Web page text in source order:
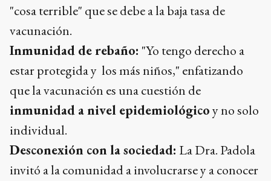
"cosa terrible" que se debe a la baja tasa de
vacunación.
Inmunidad de rebaño: "Yo tengo derecho a
estar protegida y los más niños," enfatizando
que la vacunación es una cuestión de
inmunidad a nivel epidemiológicoy no solo
individual.
Desconexión con la sociedad: La Dra. Padola
invitó a la comunidad a involucrarse y a conocer